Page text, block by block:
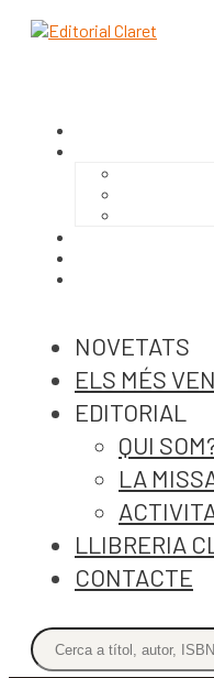
NOVETATS
ELS MÉS
EDITORIAL
QUI
LA
LLIBRERIA
CONTACTE